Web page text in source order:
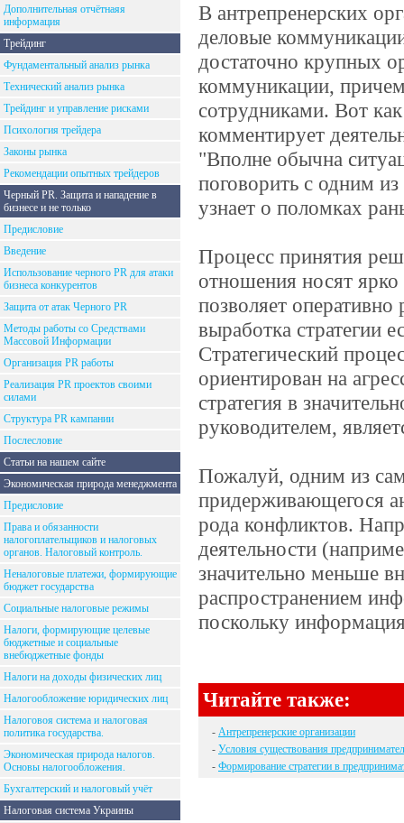
Дополнительная отчётнаяя
информация
Трейдинг
Фундаментальный анализ рынка
Технический анализ рынка
Трейдинг и управление рисками
Психология трейдера
Законы рынка
Рекомендации опытных трейдеров
Черный PR. Защита и нападение в
бизнесе и не только
Предисловие
Введение
Использование черного PR для атаки
бизнеса конкурентов
Защита от атак Черного PR
Методы работы со Средствами
Массовой Информации
Организация PR работы
Реализация PR проектов своими
силами
Структура PR кампании
Послесловие
Статьи на нашем сайте
Экономическая природа менеджмента
Предисловие
Права и обязанности
налогоплательщиков и налоговых
органов. Налоговый контроль.
Неналоговые платежи, формирующие
бюджет государства
Социальные налоговые режимы
Налоги, формирующие целевые
бюджетные и социальные
внебюджетные фонды
Налоги на доходы физических лиц
Налогообложение юридических лиц
Налоговоя система и налоговая
политика государства.
Экономическая природа налогов.
Основы налогообложения.
Бухгалтерский и налоговый учёт
Налоговая система Украины
В антрепренерских
деловые
достаточно крупных
коммуникации,
сотрудниками. Вот
комментирует
"Вполне обычна
поговорить с одним
узнает о поломках
Процесс принятия
отношения носят
позволяет
выработка стратегии
Стратегический
ориентирован на
стратегия в
руководителем,
Пожалуй, одним из
придерживающегося
рода конфликтов.
деятельности
значительно меньше
распространением
поскольку
Читайте также:
- Антрепренерские организации
- Условия существования
- Формирование стратегии в